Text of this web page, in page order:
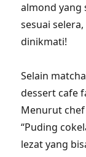
almond yang
sesuai
dinikmati!
Selain
dessert cafe
Menurut
“Puding
lezat yang